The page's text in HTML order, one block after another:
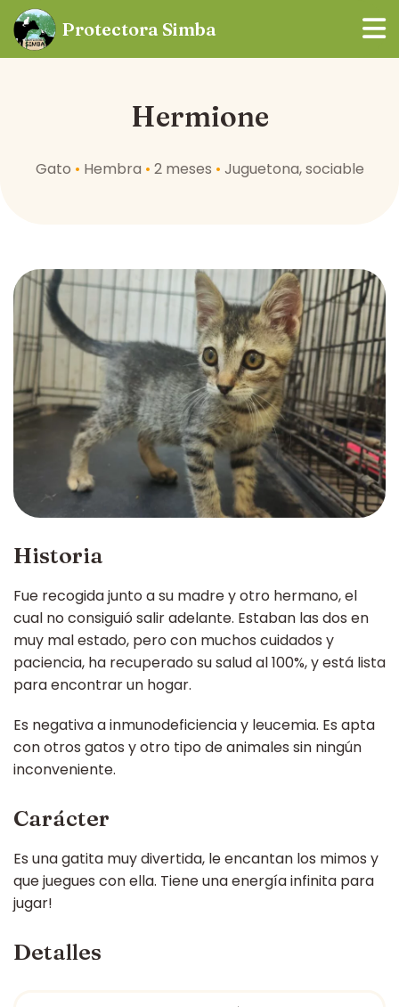
Protectora Simba
Hermione
Gato • Hembra • 2 meses • Juguetona, sociable
Historia
Fue recogida junto a su madre y otro hermano, el
cual no consiguió salir adelante. Estaban las dos en
muy mal estado, pero con muchos cuidados y
paciencia, ha recuperado su salud al 100%, y está lista
para encontrar un hogar.
Es negativa a inmunodeficiencia y leucemia. Es apta
con otros gatos y otro tipo de animales sin ningún
inconveniente.
Carácter
Es una gatita muy divertida, le encantan los mimos y
que juegues con ella. Tiene una energía infinita para
jugar!
Detalles